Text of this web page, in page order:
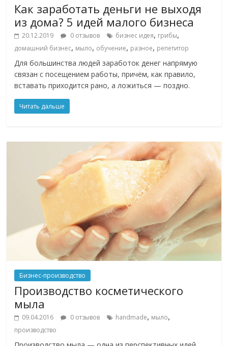
Как заработать деньги не выходя
из дома? 5 идей малого бизнеса
20.12.2019 0 отзывов бизнес идея, грибы,
домашний бизнес, мыло, обучение, разное, репетитор
Для большинства людей заработок денег напрямую
связан с посещением работы, причём, как правило,
вставать приходится рано, а ложиться — поздно.
Читать дальше
Бизнес-производство
Производство косметического
мыла
09.04.2016 0 отзывов handmade, мыло,
производство